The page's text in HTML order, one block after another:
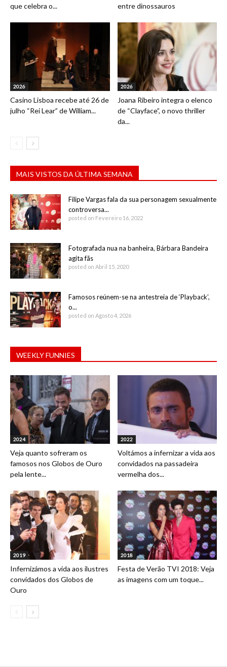
que celebra o...
entre dinossauros
2026
Casino Lisboa recebe até 26 de
julho “Rei Lear” de William...
2026
Joana Ribeiro integra o elenco
de “Clayface”, o novo thriller
da...
MAIS VISTOS DA ÚLTIMA SEMANA
Filipe Vargas fala da sua personagem sexualmente
controversa...
posted on Fevereiro 16, 2022
Fotografada nua na banheira, Bárbara Bandeira
agita fãs
posted on Abril 15, 2020
Famosos reúnem-se na antestreia de ‘Playback’,
o...
posted on Agosto 4, 2026
WEEKLY FUNNIES
2024
Veja quanto sofreram os
famosos nos Globos de Ouro
pela lente...
2022
Voltámos a infernizar a vida aos
convidados na passadeira
vermelha dos...
2019
Infernizámos a vida aos ilustres
convidados dos Globos de
Ouro
2018
Festa de Verão TVI 2018: Veja
as imagens com um toque...